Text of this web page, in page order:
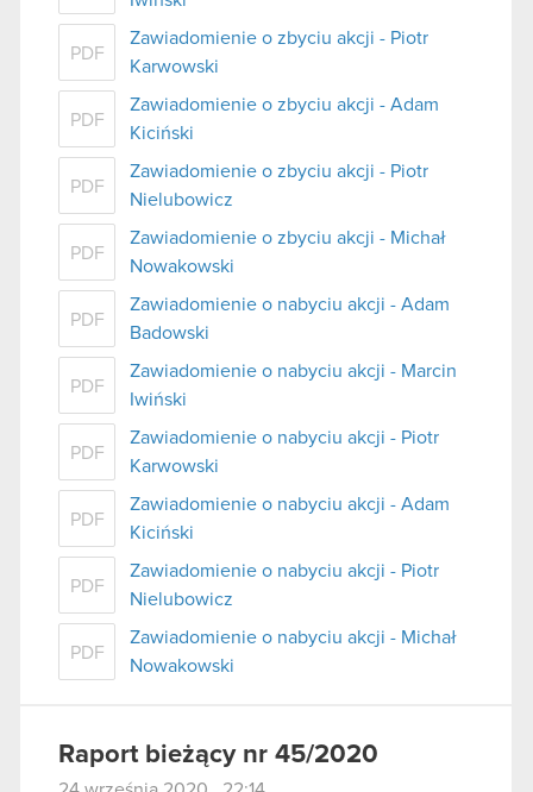
PDF
Zawiadomienie o zbyciu akcji - Piotr
Karwowski
PDF
Zawiadomienie o zbyciu akcji - Adam
Kiciński
PDF
Zawiadomienie o zbyciu akcji - Piotr
Nielubowicz
PDF
Zawiadomienie o zbyciu akcji - Michał
Nowakowski
PDF
Zawiadomienie o nabyciu akcji - Adam
Badowski
PDF
Zawiadomienie o nabyciu akcji - Marcin
Iwiński
PDF
Zawiadomienie o nabyciu akcji - Piotr
Karwowski
PDF
Zawiadomienie o nabyciu akcji - Adam
Kiciński
PDF
Zawiadomienie o nabyciu akcji - Piotr
Nielubowicz
PDF
Zawiadomienie o nabyciu akcji - Michał
Nowakowski
Raport bieżący nr 45/2020